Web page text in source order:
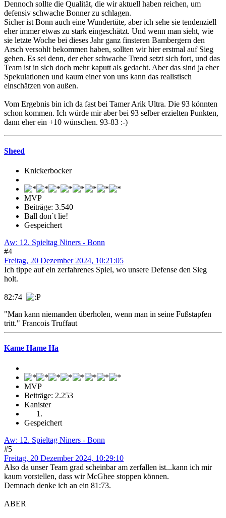
Dennoch sollte die Qualität, die wir aktuell haben reichen, um
defensiv schwache Bonner zu schlagen.
Sicher ist Bonn auch eine Wundertüte, aber ich sehe sie tendenziell
eher immer etwas zu stark eingeschätzt. Und wenn man sieht, wie
sie letzte Woche bei dieses Jahr ganz finsteren Bambergern den
Arsch versohlt bekommen haben, sollten wir hier erstmal auf Sieg
gehen. Es sei denn, der eher schwache Trend setzt sich fort, und das
Team ist in sich doch mehr kaputt als gedacht. Aber das sind ja eher
Spekulationen und kaum einer von uns kann das realistisch
einschätzen von außen.
Vom Ergebnis bin ich da fast bei Tamer Arik Ultra. Die 93 könnten
schon kommen. Ich würde mir aber bei 93 selber erzielten Punkten,
dann eher ein +10 wünschen. 93-83 :-)
Sheed
Knickerbocker
MVP
Beiträge: 3.540
Ball don´t lie!
Gespeichert
Aw: 12. Spieltag Niners - Bonn
#4
Freitag, 20 Dezember 2024, 10:21:05
Ich tippe auf ein zerfahrenes Spiel, wo unsere Defense den Sieg
holt.
82:74
"Man kann niemanden überholen, wenn man in seine Fußstapfen
tritt." Francois Truffaut
Kame Hame Ha
MVP
Beiträge: 2.253
Kanister
Gespeichert
Aw: 12. Spieltag Niners - Bonn
#5
Freitag, 20 Dezember 2024, 10:29:10
Also da unser Team grad scheinbar am zerfallen ist...kann ich mir
kaum vorstellen, dass wir McGhee stoppen können.
Demnach denke ich an ein 81:73.
ABER